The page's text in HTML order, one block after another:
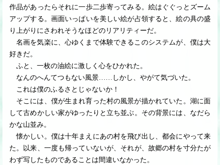
作品があったらそれに一歩二歩寄ってみる。絵はぐぐっとズーム
アップする。画面いっぱいを美しい絵が占領すると、絵の具の盛
り上がりにさわれそうなほどのリアリティーだ。
名画を気楽に、心ゆくまで体験できるこのシステムが、僕は大
好きだ。
ふと、一枚の油絵に激しく心をひかれた。
なんのへんてつもない風景…… しかし、やがて気づいた。
これは僕のふるさとじゃないか！
そこには、僕が生まれ育った村の風景が描かれていた。湖に面
して古めかしい家がゆったりと立ち並ぶ。その背景には、なだら
かな山並み。
懐かしい。僕は十年まえにあの村を飛び出し、都会にやって来
た。以来、一度も帰っていないが、それが、故郷の村を寸分たが
わず写したものであることは間違いなかった。